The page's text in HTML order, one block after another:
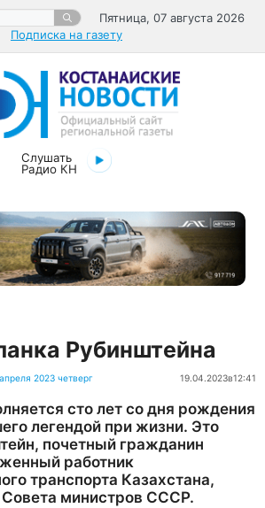
Пятница, 07 августа 2026
Подписка на газету
Слушать
Радио КН
Рубинштейна
2023 четверг 19.04.2023в12:41
сто лет со дня рождения
легендой при жизни. Это
почетный гражданин
работник
транспорта Казахстана,
министров СССР.